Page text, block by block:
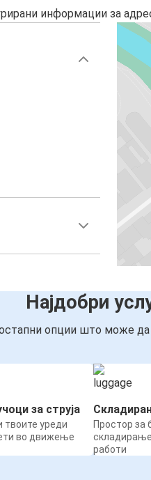
информации за
Најдобри
опции што може да
за струја
твоите уреди
во движење
Простор за
работи